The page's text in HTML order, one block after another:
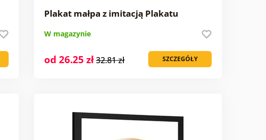
Plakat małpa z imitacją Plakatu
W magazynie
SZCZEGÓŁY
od 26.25 zł32.81 zł